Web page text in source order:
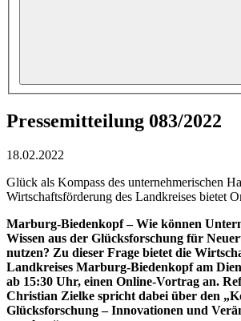
Pressemitteilung 083/2022
18.02.2022
Glück als Kompass des unternehmerischen
Wirtschaftsförderung des Landkreises bietet
Marburg-Biedenkopf – Wie können
Wissen aus der Glücksforschung für
nutzen? Zu dieser Frage bietet die
Landkreises Marburg-Biedenkopf am
ab 15:30 Uhr, einen Online-Vortrag an.
Christian Zielke spricht dabei über den
Glücksforschung – Innovationen und